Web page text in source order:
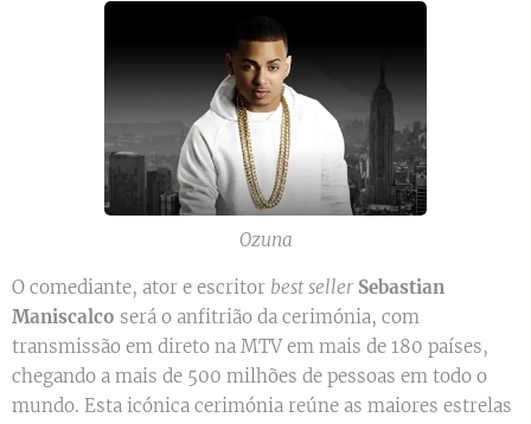
Ozuna
O comediante, ator e escritor best seller Sebastian
Maniscalco será o anfitrião da cerimónia, com
transmissão em direto na MTV em mais de 180 países,
chegando a mais de 500 milhões de pessoas em todo o
mundo. Esta icónica cerimónia reúne as maiores estrelas